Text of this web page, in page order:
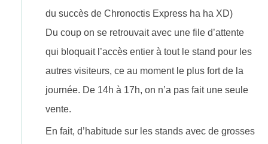
du succès de Chronoctis Express ha ha XD)
Du coup on se retrouvait avec une file d’attente
qui bloquait l’accès entier à tout le stand pour les
autres visiteurs, ce au moment le plus fort de la
journée. De 14h à 17h, on n’a pas fait une seule
vente.
En fait, d’habitude sur les stands avec de grosses